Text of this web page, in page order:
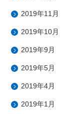
2019年11月
2019年10月
2019年9月
2019年5月
2019年4月
2019年1月